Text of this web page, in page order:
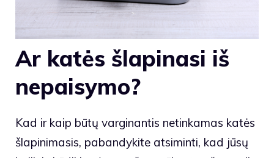
Ar katės šlapinasi iš
nepaisymo?
Kad ir kaip būtų varginantis netinkamas katės
šlapinimasis, pabandykite atsiminti, kad jūsų